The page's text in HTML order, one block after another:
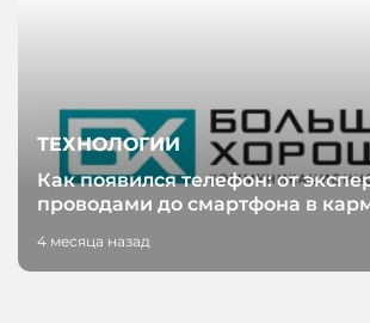
ТЕХНОЛОГИИ
Как появился телефон: от
проводами до смартфона в
4 месяца назад